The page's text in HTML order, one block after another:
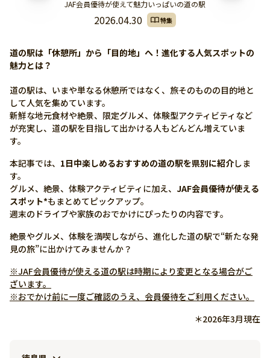
JAF会員優待が使えて魅力いっぱいの道の駅
2026.04.30 特集
道の駅は「休憩所」から「目的地」へ！進化する人気スポットの
魅力とは？
道の駅は、いまや単なる休憩所ではなく、旅そのものの目的地と
して人気を集めています。
新鮮な地元食材や絶景、限定グルメ、体験型アクティビティなど
が充実し、道の駅を目指して出かける人もどんどん増えていま
す。
本記事では、 1日中楽しめるおすすめの道の駅を県別に紹介しま
す。
グルメ、絶景、体験アクティビティに加え、 JAF会員優待が使える
スポット*もまとめてピックアップ。
週末のドライブや家族のおでかけにぴったりの内容です。
絶景やグルメ、体験を満喫しながら、進化した道の駅で“新たな発
見の旅”に出かけてみませんか？
※JAF会員優待が使える道の駅は時期により変更となる場合がご
ざいます。
※おでかけ前に一度ご確認のうえ、会員優待をご利用ください。
＊2026年3月現在